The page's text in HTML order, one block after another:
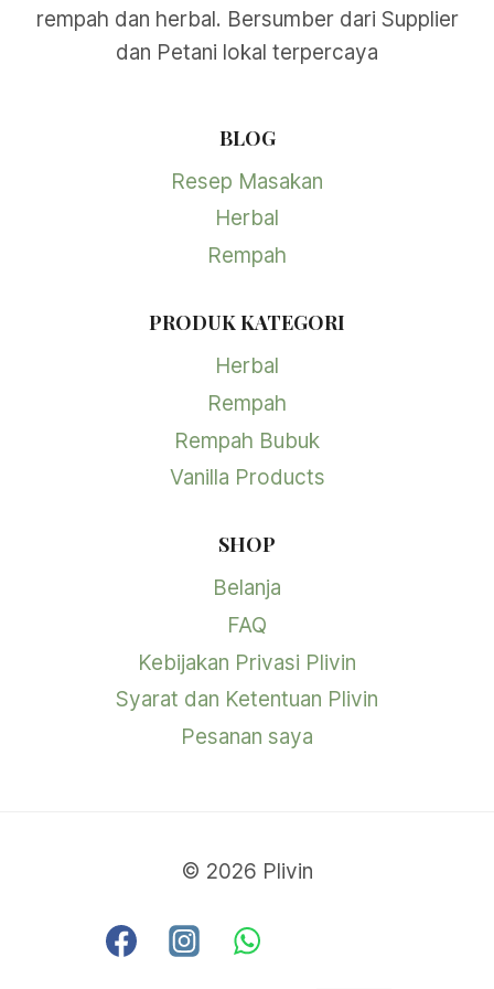
rempah dan herbal. Bersumber dari Supplier
dan Petani lokal terpercaya
BLOG
Resep Masakan
Herbal
Rempah
PRODUK KATEGORI
Herbal
Rempah
Rempah Bubuk
Vanilla Products
SHOP
Belanja
FAQ
Kebijakan Privasi Plivin
Syarat dan Ketentuan Plivin
Pesanan saya
© 2026 Plivin